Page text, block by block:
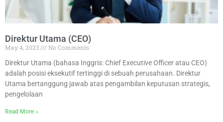
Direktur Utama (CEO)
May 4, 2023
No Comments
Direktur Utama (bahasa Inggris: Chief Executive Officer atau CEO)
adalah posisi eksekutif tertinggi di sebuah perusahaan. Direktur
Utama bertanggung jawab atas pengambilan keputusan strategis,
pengelolaan
Read More »